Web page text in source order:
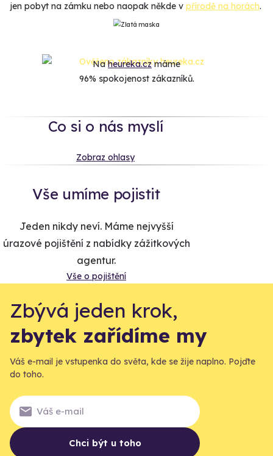
jen pobyt na zámku nebo naopak někde v přírodě na horách.
Naheureka.czmáme
96% spokojenost zákazníků.
Co si o nás myslí
Zobraz ohlasy
Vše umíme pojistit
Jeden nikdy neví. Máme nejvyšší
úrazové pojištění z nabídky zážitkových
agentur.
Vše o pojištění
Zbývá jeden krok,
zbytek zařídíme my
Váš e-mail je vstupenka do světa, kde se žije naplno. Pojďte
do toho.
Chci být u toho